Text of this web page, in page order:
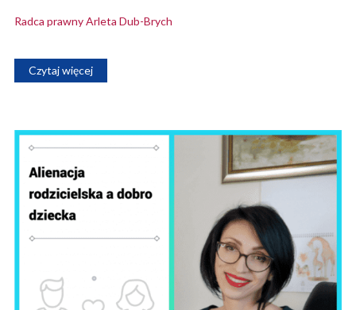
Radca prawny Arleta Dub-Brych
Czytaj więcej